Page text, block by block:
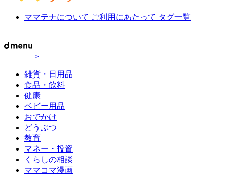
ママテナについて ご利用にあたって タグ一覧
>
雑貨・日用品
食品・飲料
健康
ベビー用品
おでかけ
どうぶつ
教育
マネー・投資
くらしの相談
ママコマ漫画